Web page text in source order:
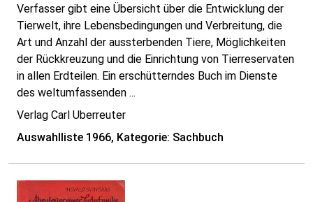
Verfasser gibt eine Übersicht über die Entwicklung der
Tierwelt, ihre Lebensbedingungen und Verbreitung, die
Art und Anzahl der aussterbenden Tiere, Möglichkeiten
der Rückkreuzung und die Einrichtung von Tierreservaten
in allen Erdteilen. Ein erschütterndes Buch im Dienste
des weltumfassenden ...
Verlag Carl Uberreuter
Auswahlliste 1966, Kategorie: Sachbuch